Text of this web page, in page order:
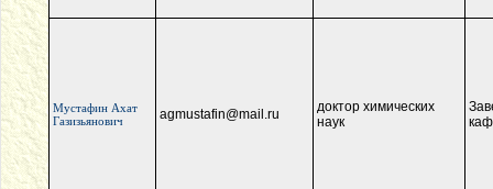
Мустафин Ахат
Газизьянович
agmustafin@mail.ru
доктор химических
наук